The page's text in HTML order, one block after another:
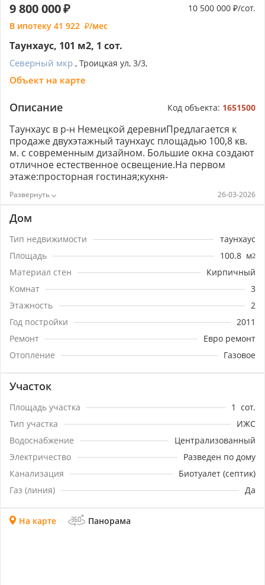
Таунхаус, 101 м2, 1 сот.
Северный мкр , Троицкая ул, 3/3,
Объект на карте
9 800 000 10 500 000
/сот.
В ипотеку 41 922 /мес
Описание Код объекта: 1651500
Таунхаус в р-н Немецкой деревниПредлагается к
продаже двухэтажный таунхаус площадью 100,8 кв.
м. с современным дизайном. Большие окна создают
отличное естественное освещение.На первом
этаже:просторная гостиная;кухня-
спальни;ванная комната.Дом оборудован
качественной мебелью, которая останется для
новых владельцев. Вся техника в хорошем
состоянии и также остаётся в доме.Элитный объект
недвижимости находится в тихом и уютном районе,
что делает его идеальным для семей с детьми или
молодых людей. Развитая инфраструктура района
обеспечивает комфортное проживание.Не упустите
возможность стать счастливым обладателем этого
прекрасного таунхауса! Звоните прямо сейчас,
чтобы узнать больше информации и договориться о
просмотре.Номер объекта: #5/1651500/3069
26-03-2026
Дом
Тип недвижимости
таунхаус
Площадь
100.8 м2
Материал стен
Кирпичный
Комнат
3
Этажность
2
Год постройки
2011
Ремонт
Евро ремонт
Отопление
Газовое
Участок
Площадь участка 1 сот.
Тип участка
ИЖС
Водоснабжение
Централизованный
Электричество
Разведен по дому
Канализация
Биотуалет (септик)
Газ (линия)
Да
На карте Панорама